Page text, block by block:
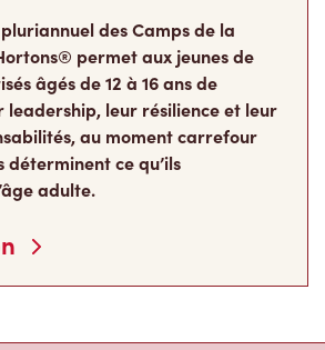
âgés de 12 à 16 ans de
leur résilience et leur
au moment carrefour
déterminent ce qu’ils
adulte.